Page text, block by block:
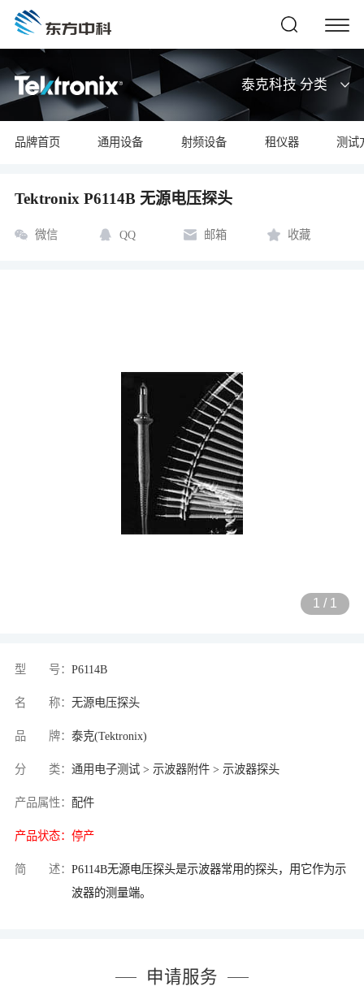
泰克科技 分类
品牌首页 通用设备 射频设备 租仪器 测试
Tektronix P6114B 无源电压探头
微信 QQ 邮箱 收藏
1 / 1
型 号： P6114B
名 称： 无源电压探头
品 牌： 泰克(Tektronix)
分 类： 通用电子测试 > 示波器附件 > 示波器探头
产品属性： 配件
产品状态： 停产
简 述： P6114B无源电压探头是示波器常用的探头，用它作为示
波器的测量端。
申请服务